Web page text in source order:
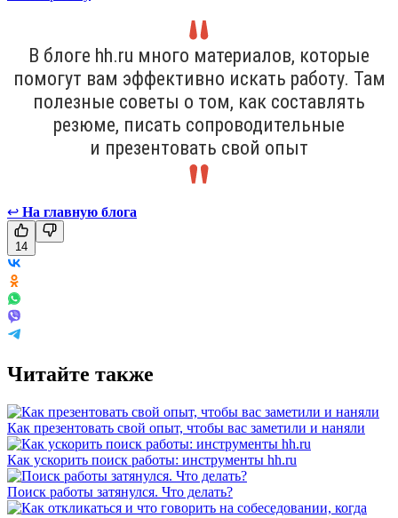
В блоге hh.ru много материалов, которые
помогут вам эффективно искать работу. Там
полезные советы о том, как составлять
резюме, писать сопроводительные
и презентовать свой опыт
↩ На главную блога
14
Читайте также
Как презентовать свой опыт, чтобы вас заметили и наняли
Как ускорить поиск работы: инструменты hh.ru
Поиск работы затянулся. Что делать?